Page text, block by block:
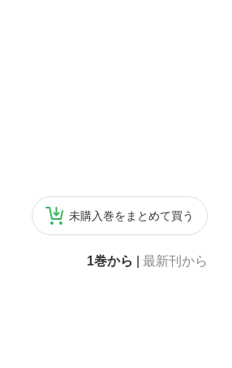
未購入巻をまとめて買う
1巻から 最新刊から